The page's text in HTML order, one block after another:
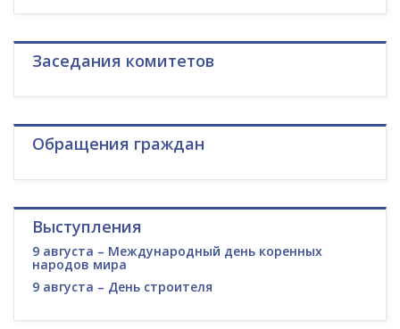
Заседания комитетов
Обращения граждан
Выступления
9 августа – Международный день коренных
народов мира
9 августа – День строителя